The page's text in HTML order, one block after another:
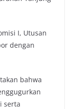
I, Utusan
dengan
bahwa
serta